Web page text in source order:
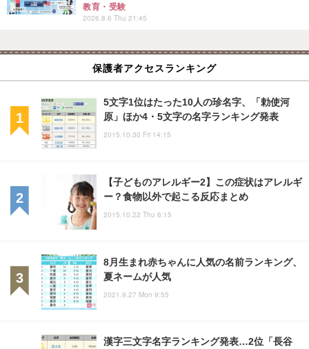
教育・受験
2026.8.6 Thu 21:45
保護者アクセスランキング
5文字1位はたった10人の珍名字、「勅使河
原」ほか4・5文字の名字ランキング発表
2015.10.30 Fri 14:15
【子どものアレルギー2】この症状はアレルギ
ー？食物以外で起こる反応まとめ
2015.10.22 Thu 6:15
8月生まれ赤ちゃんに人気の名前ランキング、
夏ネームが人気
2021.9.27 Mon 9:55
漢字三文字名字ランキング発表…2位「長谷